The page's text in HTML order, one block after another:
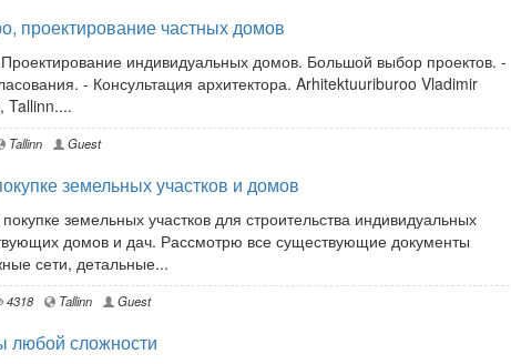
проектирование частных домов
индивидуальных домов. Большой выбор проектов. -
- Консультация архитектора. Arhitektuuriburoo Vladimir
Tallinn....
Tallinn Guest
земельных участков и домов
земельных участков для строительства индивидуальных
домов и дач. Рассмотрю все существующие документы
сети, детальные...
4318 Tallinn Guest
любой сложности